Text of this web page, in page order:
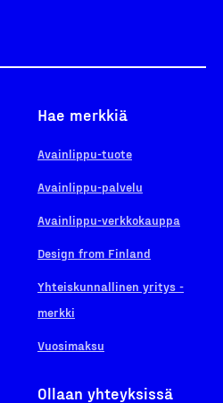
Hae merkkiä
Avainlippu-tuote
Avainlippu-palvelu
Avainlippu-verkkokauppa
Design from Finland
Yhteiskunnallinen yritys -
merkki
Vuosimaksu
Ollaan yhteyksissä